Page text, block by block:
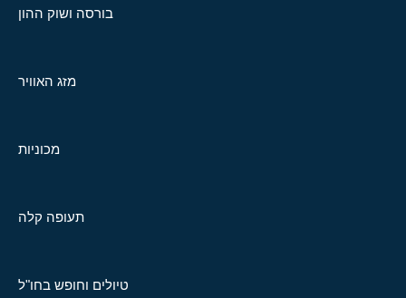
בורסה ושוק ההון
מזג האוויר
מכוניות
תעופה קלה
טיולים וחופש בחו"ל